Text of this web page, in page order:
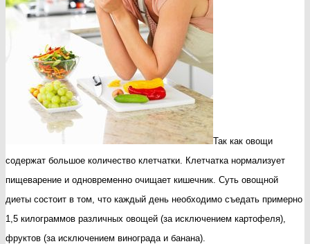
Так как овощи
содержат большое количество клетчатки. Клетчатка нормализует
пищеварение и одновременно очищает кишечник. Суть овощной
диеты состоит в том, что каждый день необходимо съедать примерно
1,5 килограммов различных овощей (за исключением картофеля),
фруктов (за исключением винограда и банана).